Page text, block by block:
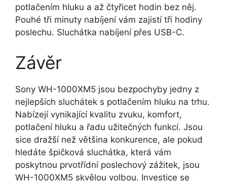
potlačením hluku a až čtyřicet hodin bez něj.
Pouhé tři minuty nabíjení vám zajistí tři hodiny
poslechu. Sluchátka nabíjení přes USB-C.
Závěr
Sony WH-1000XM5 jsou bezpochyby jedny z
nejlepších sluchátek s potlačením hluku na trhu.
Nabízejí vynikající kvalitu zvuku, komfort,
potlačení hluku a řadu užitečných funkcí. Jsou
sice dražší než většina konkurence, ale pokud
hledáte špičková sluchátka, která vám
poskytnou prvotřídní poslechový zážitek, jsou
WH-1000XM5 skvělou volbou. Investice se